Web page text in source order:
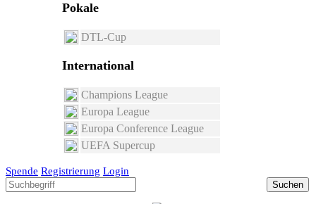
Pokale
DTL-Cup
International
Champions League
Europa League
Europa Conference League
UEFA Supercup
Spende Registrierung Login
Suchen